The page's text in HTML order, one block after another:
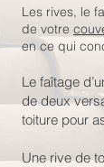
Les rives, le
de votre
en ce qui
Le faîtage
de deux
toiture pour
Une rive de